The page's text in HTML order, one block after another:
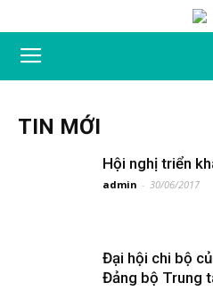
TIN MỚI
Hội nghị triển
admin - 30/06/2017
Đại hội chi bộ
Đảng bộ Trung